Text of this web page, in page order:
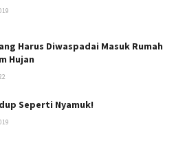
Harus Diwaspadai Masuk Rumah
Hujan
Seperti Nyamuk!